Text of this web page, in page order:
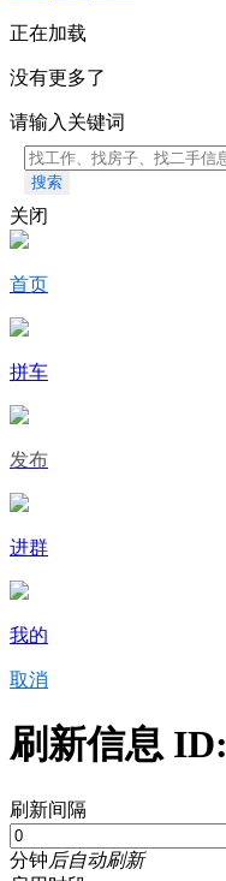
正在加载
没有更多了
请输入关键词
搜索
关闭
首页
拼车
发布
进群
我的
取消
刷新信息 ID:
刷新间隔
分钟后自动刷新